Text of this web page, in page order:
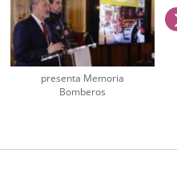
presenta Memoria
Bomberos